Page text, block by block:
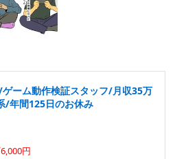
ーム動作検証スタッフ/月収35万
/年間125日のお休み
円